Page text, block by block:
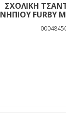
ΣΧΟΛΙΚΉ
ΝΗΠΊOΥ FURBY